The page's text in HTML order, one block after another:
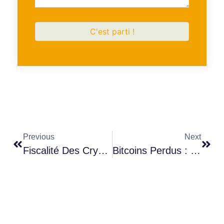
Previous
Fiscalité Des Cryptos Héritées
Next
Bitcoins Perdus : Des Millions Envolés Pour Toujours ?